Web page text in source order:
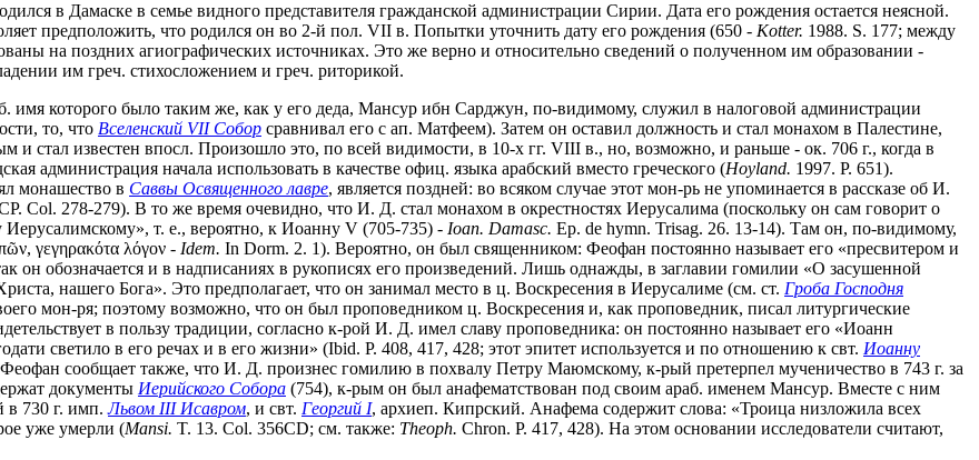
в Дамаске в семье видного представителя гражданской администрации Сирии. Дата его рождения остается неясной.
предположить, что родился он во 2-й пол. VII в. Попытки уточнить дату его рождения (650 - Kotter. 1988. S. 177; между
на поздних агиографических источниках. Это же верно и относительно сведений о полученном им образовании -
им греч. стихосложением и греч. риторикой.
имя которого было таким же, как у его деда, Мансур ибн Сарджун, по-видимому, служил в налоговой администрации
то, что Вселенский VII Собор сравнивал его с ап. Матфеем). Затем он оставил должность и стал монахом в Палестине,
и стал известен впосл. Произошло это, по всей видимости, в 10-х гг. VIII в., но, возможно, и раньше - ок. 706 г., когда в
администрация начала использовать в качестве офиц. языка арабский вместо греческого (Hoyland. 1997. P. 651).
монашество в Саввы Освященного лавре, является поздней: во всяком случае этот мон-рь не упоминается в рассказе об И.
Col. 278-279). В то же время очевидно, что И. Д. стал монахом в окрестностях Иерусалима (поскольку он сам говорит о
Иерусалимскому», т. е., вероятно, к Иоанну V (705-735) - Ioan. Damasc. Ep. de hymn. Trisag. 26. 13-14). Там он, по-видимому,
γεγηρακότα λόγον - Idem. In Dorm. 2. 1). Вероятно, он был священником: Феофан постоянно называет его «пресвитером и
он обозначается и в надписаниях в рукописях его произведений. Лишь однажды, в заглавии гомилии «О засушенной
нашего Бога». Это предполагает, что он занимал место в ц. Воскресения в Иерусалиме (см. ст. Гроба Господня
мон-ря; поэтому возможно, что он был проповедником ц. Воскресения и, как проповедник, писал литургические
в пользу традиции, согласно к-рой И. Д. имел славу проповедника: он постоянно называет его «Иоанн
светило в его речах и в его жизни» (Ibid. P. 408, 417, 428; этот эпитет используется и по отношению к свт. Иоанну
сообщает также, что И. Д. произнес гомилию в похвалу Петру Маюмскому, к-рый претерпел мученичество в 743 г. за
документы Иерийского Собора (754), к-рым он был анафематствован под своим араб. именем Мансур. Вместе с ним
в 730 г. имп.Львом III Исавром, и свт. Георгий I, архиеп. Кипрский. Анафема содержит слова: «Троица низложила всех
уже умерли (Mansi. T. 13. Col. 356CD; cм. также: Theoph. Chron. P. 417, 428). На этом основании исследователи считают,